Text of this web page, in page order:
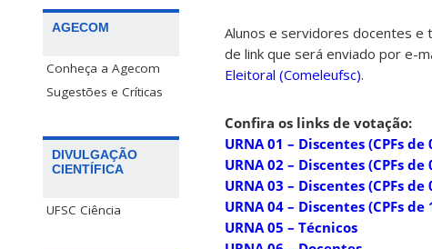
AGECOM
Conheça a Agecom
Sugestões e Críticas
DIVULGAÇÃO
CIENTÍFICA
UFSC Ciência
Alunos e servidores docentes e
de link que será enviado por e-
Eleitoral (Comeleufsc).
Confira os links de votação:
URNA 01 – Discentes (CPFs
URNA 02 – Discentes (CPFs
URNA 03 – Discentes (CPFs
URNA 04 – Discentes (CPFs
URNA 05 – Técnicos